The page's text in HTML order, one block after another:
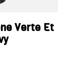
Verte Et